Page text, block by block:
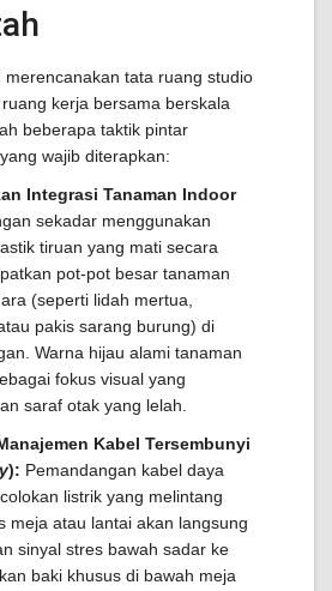
merencanakan tata ruang studio
kerja bersama berskala
beberapa taktik pintar
wajib diterapkan:
Integrasi Tanaman Indoor
sekadar menggunakan
tiruan yang mati secara
pot-pot besar tanaman
(seperti lidah mertua,
atau pakis sarang burung) di
Warna hijau alami tanaman
fokus visual yang
saraf otak yang lelah.
Kabel Tersembunyi
): Pemandangan kabel daya
listrik yang melintang
meja atau lantai akan langsung
sinyal stres bawah sadar ke
baki khusus di bawah meja